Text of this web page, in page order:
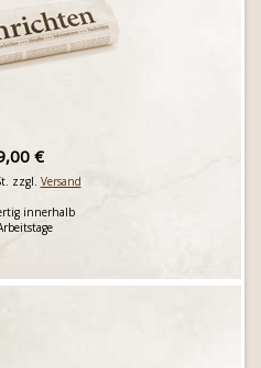
€
zzgl. Versand
innerhalb